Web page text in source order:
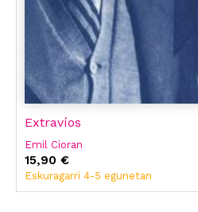
Extravíos
Emil Cioran
15,90 €
Eskuragarri 4-5 egunetan